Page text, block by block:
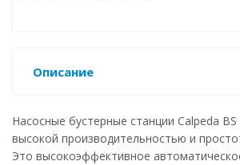
Описание
Насосные бустерные станции Calpeda
высокой производительностью и
Это высокоэффективное